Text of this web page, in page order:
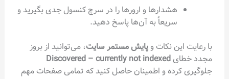
هشدارها و ارورها را در سرچ کنسول جدی بگیرید و
سریعاً به آن‌ها پاسخ دهید.
با رعایت این نکات وپایش مستمر سایت، می‌توانید از بروز
مجدد خطای Discovered – currently not indexed
جلوگیری کرده و اطمینان حاصل کنید که تمامی صفحات مهم